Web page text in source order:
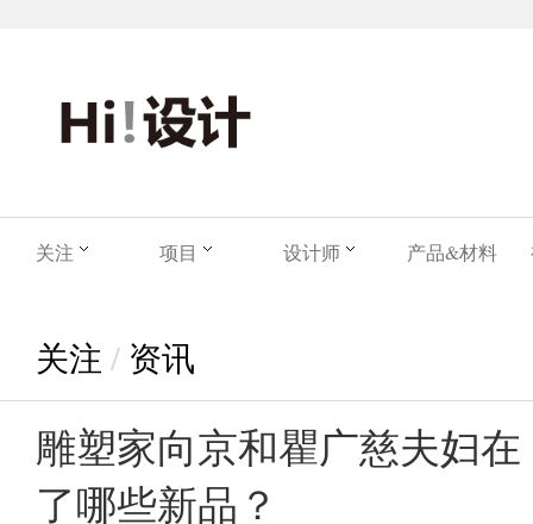
关注 项目 设计师 产品&材料
关注 / 资讯
雕塑家向京和瞿广慈夫妇
了哪些新品？